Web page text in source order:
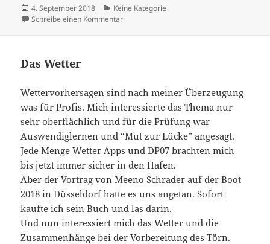
Veröffentlicht
am
4. September 2018 Kategorien
Keine Kategorie
Schreibe einen Kommentarzu Test bestanden
Das Wetter
Wettervorhersagen sind nach meiner Überzeugung
was für Profis. Mich interessierte das Thema nur
sehr oberflächlich und für die Prüfung war
Auswendiglernen und “Mut zur Lücke” angesagt.
Jede Menge Wetter Apps und DP07 brachten mich
bis jetzt immer sicher in den Hafen.
Aber der Vortrag von Meeno Schrader auf der Boot
2018 in Düsseldorf hatte es uns angetan. Sofort
kaufte ich sein Buch und las darin.
Und nun interessiert mich das Wetter und die
Zusammenhänge bei der Vorbereitung des Törn.